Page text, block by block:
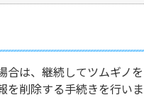
合は、継続してツムギノ
を削除する手続きを行い